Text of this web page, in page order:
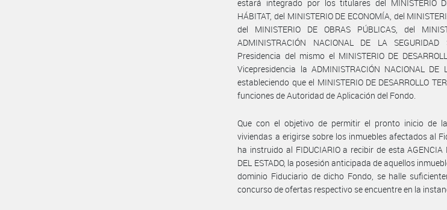
estará integrado por los titulares del MINISTERIO DE
HÁBITAT, del MINISTERIO DE ECONOMÍA, del
del MINISTERIO DE OBRAS PÚBLICAS, del
ADMINISTRACIÓN NACIONAL DE LA
Presidencia del mismo el MINISTERIO DE
Vicepresidencia la ADMINISTRACIÓN NACIONAL DE
estableciendo que el MINISTERIO DE DESARROLLO
funciones de Autoridad de Aplicación del Fondo.
Que con el objetivo de permitir el pronto inicio de
viviendas a erigirse sobre los inmuebles afectados al
ha instruido al FIDUCIARIO a recibir de esta AGENCIA
DEL ESTADO, la posesión anticipada de aquellos
dominio Fiduciario de dicho Fondo, se halle
concurso de ofertas respectivo se encuentre en la